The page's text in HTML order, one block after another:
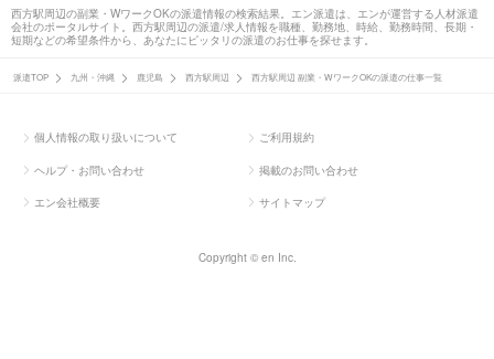
西方駅周辺の副業・WワークOKの派遣情報の検索結果。エン派遣は、エンが運営する人材派遣
会社のポータルサイト。西方駅周辺の派遣/求人情報を職種、勤務地、時給、勤務時間、長期・
短期などの希望条件から、あなたにピッタリの派遣のお仕事を探せます。
派遣TOP 九州・沖縄 鹿児島 西方駅周辺 西方駅周辺 副業・WワークOKの派遣の仕事一覧
個人情報の取り扱いについて ご利用規約
ヘルプ・お問い合わせ 掲載のお問い合わせ
エン会社概要 サイトマップ
Copyright © en Inc.